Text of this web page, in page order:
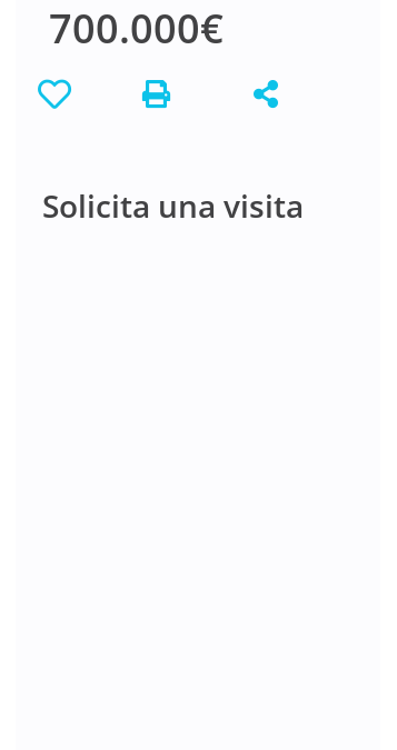
700.000€
Solicita una visita